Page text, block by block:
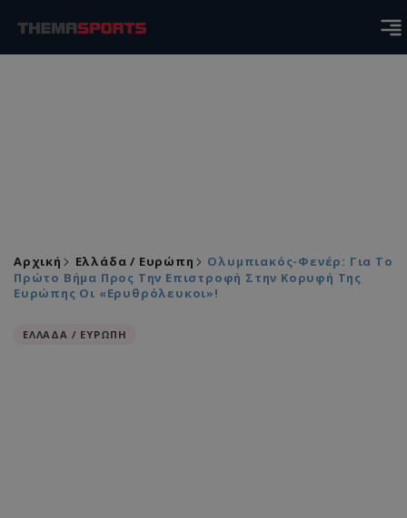
Αρχική Ελλάδα / Ευρώπη
Ολυμπιακός-Φενέρ: Για Το
Πρώτο Βήμα Προς Την Επιστροφή Στην Κορυφή Της
Ευρώπης Οι «ερυθρόλευκοι»!
ΕΛΛΑΔΑ / ΕΥΡΩΠΗ